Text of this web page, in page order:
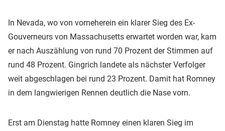
In Nevada, wo von vorneherein ein klarer Sieg des Ex-
Gouverneurs von Massachusetts erwartet worden war, kam
er nach Auszählung von rund 70 Prozent der Stimmen auf
rund 48 Prozent. Gingrich landete als nächster Verfolger
weit abgeschlagen bei rund 23 Prozent. Damit hat Romney
in dem langwierigen Rennen deutlich die Nase vorn.
Erst am Dienstag hatte Romney einen klaren Sieg im